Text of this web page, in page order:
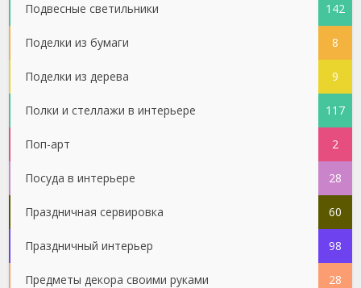
Подвесные светильники 142
Поделки из бумаги 8
Поделки из дерева 9
Полки и стеллажи в интерьере 117
Поп-арт 2
Посуда в интерьере 28
Праздничная сервировка 60
Праздничный интерьер 98
Предметы декора своими руками 28